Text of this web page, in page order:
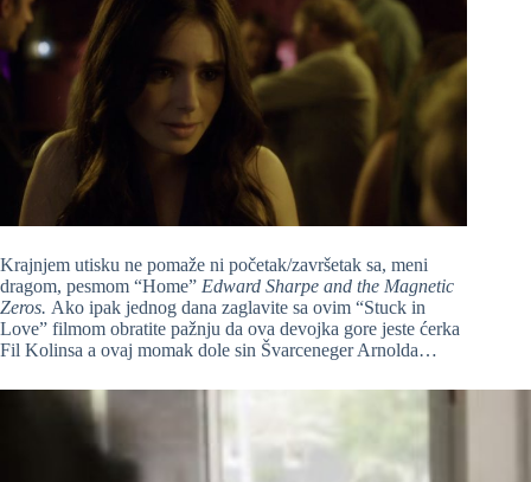
Krajnjem utisku ne pomaže ni početak/završetak sa, meni
dragom, pesmom “Home” Edward Sharpe and the Magnetic
Zeros. Ako ipak jednog dana zaglavite sa ovim “Stuck in
Love” filmom obratite pažnju da ova devojka gore jeste ćerka
Fil Kolinsa a ovaj momak dole sin Švarceneger Arnolda…